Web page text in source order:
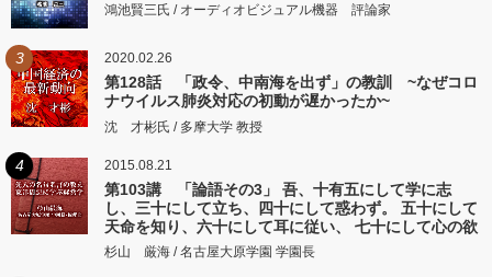
鴻池賢三氏 / オーディオビジュアル機器 評論家
3 2020.02.26
第128話 「政令、中南海を出ず」の教訓 ~なぜコロ
ナウイルス肺炎対応の初動が遅かったか~
沈 才彬氏 / 多摩大学 教授
4 2015.08.21
第103講 「論語その3」 吾、十有五にして学に志
し、三十にして立ち、四十にして惑わず。 五十にして
天命を知り、六十にして耳に従い、 七十にして心の欲
するところに従いて矩をこえず。
杉山 厳海 / 名古屋大原学園 学園長